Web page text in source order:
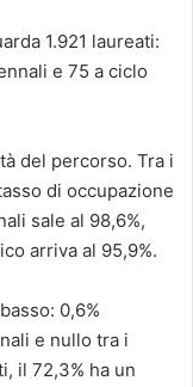
1.921 laureati:
e 75 a ciclo
del percorso. Tra i
di occupazione
sale al 98,6%,
arriva al 95,9%.
0,6%
e nullo tra i
il 72,3% ha un